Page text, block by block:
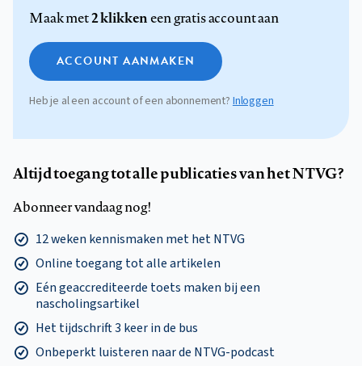
Maak met2 klikkeneen gratis account aan
ACCOUNT AANMAKEN
Heb je al een account of een abonnement? Inloggen
Altijd toegang tot alle publicaties van het NTVG?
Abonneer vandaag nog!
12 weken kennismaken met het NTVG
Online toegang tot alle artikelen
Eén geaccrediteerde toets maken bij een
nascholingsartikel
Het tijdschrift 3 keer in de bus
Onbeperkt luisteren naar de NTVG-podcast